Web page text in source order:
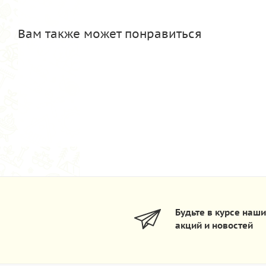
Вам также может понравиться
Будьте в курсе
акций и новостей